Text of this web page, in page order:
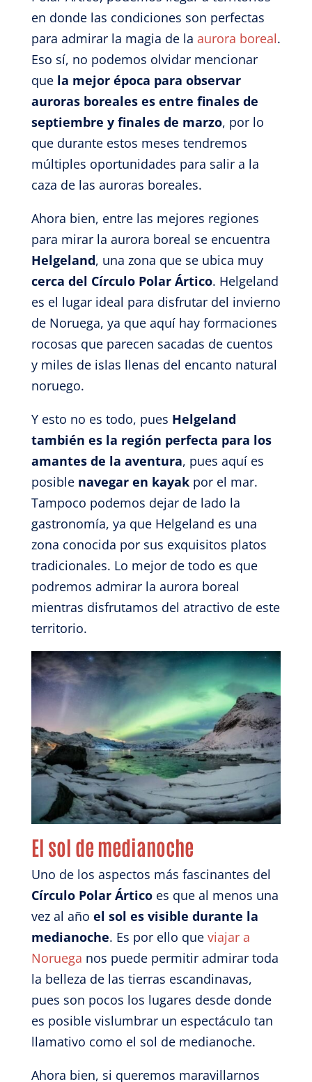
en donde las condiciones son perfectas
para admirar la magia de la aurora boreal.
Eso sí, no podemos olvidar mencionar
que la mejor época para observar
auroras boreales es entre finales de
septiembre y finales de marzo, por lo
que durante estos meses tendremos
múltiples oportunidades para salir a la
caza de las auroras boreales.
Ahora bien, entre las mejores regiones
para mirar la aurora boreal se encuentra
Helgeland, una zona que se ubica muy
cerca del Círculo Polar Ártico. Helgeland
es el lugar ideal para disfrutar del invierno
de Noruega, ya que aquí hay formaciones
rocosas que parecen sacadas de cuentos
y miles de islas llenas del encanto natural
noruego.
Y esto no es todo, pues Helgeland
también es la región perfecta para los
amantes de la aventura, pues aquí es
posible navegar en kayakpor el mar.
Tampoco podemos dejar de lado la
gastronomía, ya que Helgeland es una
zona conocida por sus exquisitos platos
tradicionales. Lo mejor de todo es que
podremos admirar la aurora boreal
mientras disfrutamos del atractivo de este
territorio.
El sol de medianoche
Uno de los aspectos más fascinantes del
Círculo Polar Árticoes que al menos una
vez al año el sol es visible durante la
medianoche. Es por ello que viajar a
Noruega nos puede permitir admirar toda
la belleza de las tierras escandinavas,
pues son pocos los lugares desde donde
es posible vislumbrar un espectáculo tan
llamativo como el sol de medianoche.
Ahora bien, si queremos maravillarnos